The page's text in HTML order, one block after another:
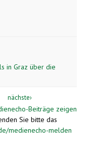
in Graz über die
nächste›
Beiträge zeigen
Sie bitte das
medienecho-melden